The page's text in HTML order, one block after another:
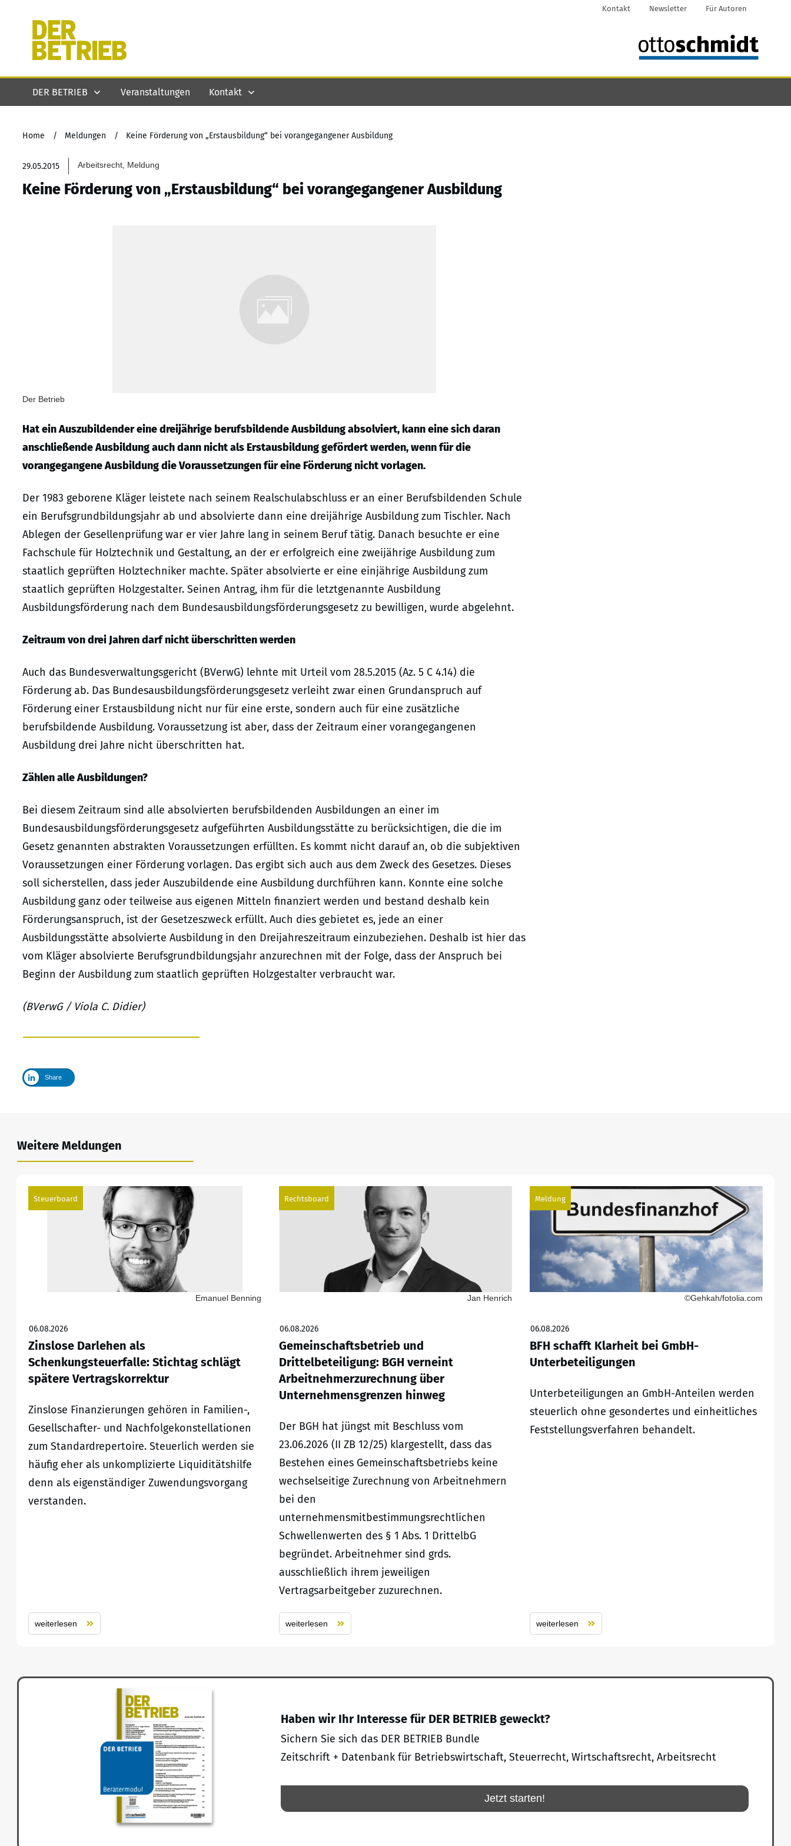
Kontakt Newsletter Für Autoren
DER BETRIEB Veranstaltungen Kontakt
Home / Meldungen / Keine Förderung von „Erstausbildung“ bei vorangegangener Ausbildung
29.05.2015 Arbeitsrecht, Meldung
Keine Förderung von „Erstausbildung“ bei vorangegangener Ausbildung
Der Betrieb
Hat ein Auszubildender eine dreijährige berufsbildende Ausbildung absolviert, kann eine sich daran
anschließende Ausbildung auch dann nicht als Erstausbildung gefördert werden, wenn für die
vorangegangene Ausbildung die Voraussetzungen für eine Förderung nicht vorlagen.
Der 1983 geborene Kläger leistete nach seinem Realschulabschluss er an einer Berufsbildenden Schule
ein Berufsgrundbildungsjahr ab und absolvierte dann eine dreijährige Ausbildung zum Tischler. Nach
Ablegen der Gesellenprüfung war er vier Jahre lang in seinem Beruf tätig. Danach besuchte er eine
Fachschule für Holztechnik und Gestaltung, an der er erfolgreich eine zweijährige Ausbildung zum
staatlich geprüften Holztechniker machte. Später absolvierte er eine einjährige Ausbildung zum
staatlich geprüften Holzgestalter. Seinen Antrag, ihm für die letztgenannte Ausbildung
Ausbildungsförderung nach dem Bundesausbildungsförderungsgesetz zu bewilligen, wurde abgelehnt.
Zeitraum von drei Jahren darf nicht überschritten werden
Auch das Bundesverwaltungsgericht (BVerwG) lehnte mit Urteil vom 28.5.2015 (Az. 5 C 4.14) die
Förderung ab. Das Bundesausbildungsförderungsgesetz verleiht zwar einen Grundanspruch auf
Förderung einer Erstausbildung nicht nur für eine erste, sondern auch für eine zusätzliche
berufsbildende Ausbildung. Voraussetzung ist aber, dass der Zeitraum einer vorangegangenen
Ausbildung drei Jahre nicht überschritten hat.
Zählen alle Ausbildungen?
Bei diesem Zeitraum sind alle absolvierten berufsbildenden Ausbildungen an einer im
Bundesausbildungsförderungsgesetz aufgeführten Ausbildungsstätte zu berücksichtigen, die die im
Gesetz genannten abstrakten Voraussetzungen erfüllten. Es kommt nicht darauf an, ob die subjektiven
Voraussetzungen einer Förderung vorlagen. Das ergibt sich auch aus dem Zweck des Gesetzes. Dieses
soll sicherstellen, dass jeder Auszubildende eine Ausbildung durchführen kann. Konnte eine solche
Ausbildung ganz oder teilweise aus eigenen Mitteln finanziert werden und bestand deshalb kein
Förderungsanspruch, ist der Gesetzeszweck erfüllt. Auch dies gebietet es, jede an einer
Ausbildungsstätte absolvierte Ausbildung in den Dreijahreszeitraum einzubeziehen. Deshalb ist hier das
vom Kläger absolvierte Berufsgrundbildungsjahr anzurechnen mit der Folge, dass der Anspruch bei
Beginn der Ausbildung zum staatlich geprüften Holzgestalter verbraucht war.
(BVerwG / Viola C. Didier)
Share
Weitere Meldungen
Steuerboard
Emanuel Benning
06.08.2026
Zinslose Darlehen als
Schenkungsteuerfalle: Stichtag schlägt
spätere Vertragskorrektur
Zinslose Finanzierungen gehören in Familien-,
Gesellschafter- und Nachfolgekonstellationen
zum Standardrepertoire. Steuerlich werden sie
häufig eher als unkomplizierte Liquiditätshilfe
denn als eigenständiger Zuwendungsvorgang
verstanden.
weiterlesen
Rechtsboard
Jan Henrich
06.08.2026
Gemeinschaftsbetrieb und
Drittelbeteiligung: BGH verneint
Arbeitnehmerzurechnung über
Unternehmensgrenzen hinweg
Der BGH hat jüngst mit Beschluss vom
23.06.2026 (II ZB 12/25) klargestellt, dass das
Bestehen eines Gemeinschaftsbetriebs keine
wechselseitige Zurechnung von Arbeitnehmern
bei den
unternehmensmitbestimmungsrechtlichen
Schwellenwerten des § 1 Abs. 1 DrittelbG
begründet. Arbeitnehmer sind grds.
ausschließlich ihrem jeweiligen
Vertragsarbeitgeber zuzurechnen.
weiterlesen
Meldung
©Gehkah/fotolia.com
06.08.2026
BFH schafft Klarheit bei GmbH-
Unterbeteiligungen
Unterbeteiligungen an GmbH-Anteilen werden
steuerlich ohne gesondertes und einheitliches
Feststellungsverfahren behandelt.
weiterlesen
Haben wir Ihr Interesse für DER BETRIEB geweckt?
Sichern Sie sich das DER BETRIEB Bundle
Zeitschrift + Datenbank für Betriebswirtschaft, Steuerrecht, Wirtschaftsrecht, Arbeitsrecht
Jetzt starten!